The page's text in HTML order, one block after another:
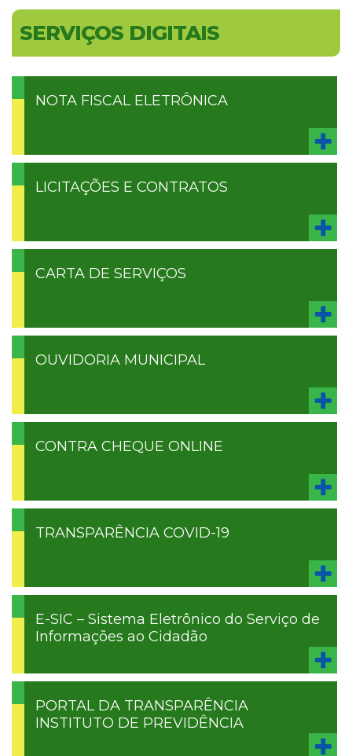
SERVIÇOS DIGITAIS
NOTA FISCAL ELETRÔNICA
LICITAÇÕES E CONTRATOS
CARTA DE SERVIÇOS
OUVIDORIA MUNICIPAL
CONTRA CHEQUE ONLINE
TRANSPARÊNCIA COVID-19
E-SIC – Sistema Eletrônico do Serviço de
Informações ao Cidadão
PORTAL DA TRANSPARÊNCIA
INSTITUTO DE PREVIDÊNCIA